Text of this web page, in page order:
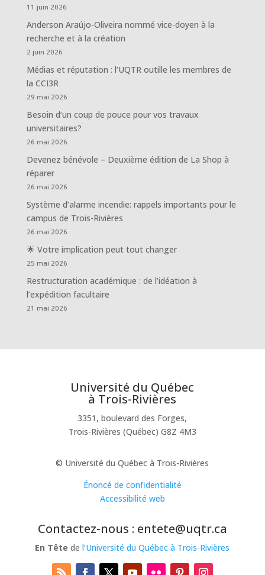
11 juin 2026
Anderson Araújo-Oliveira nommé vice-doyen à la
recherche et à la création
2 juin 2026
Médias et réputation : l’UQTR outille les membres de
la CCI3R
29 mai 2026
Besoin d’un coup de pouce pour vos travaux
universitaires?
26 mai 2026
Devenez bénévole – Deuxième édition de La Shop à
réparer
26 mai 2026
Système d’alarme incendie: rappels importants pour le
campus de Trois-Rivières
26 mai 2026
🌟 Votre implication peut tout changer
25 mai 2026
Restructuration académique : de l’idéation à
l’expédition facultaire
21 mai 2026
Université du Québec
à Trois-Rivières
3351, boulevard des Forges,
Trois-Rivières (Québec) G8Z 4M3
© Université du Québec à Trois-Rivières
Énoncé de confidentialité
Accessibilité web
Contactez-nous : entete@uqtr.ca
En Tête del’Université du Québec à Trois-Rivières